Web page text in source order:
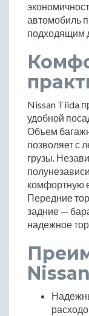
автомобиль
подходящим
Nissan Tiida
удобной
Объем
позволяет с
грузы.
комфортную
Передние
задние —
надежное